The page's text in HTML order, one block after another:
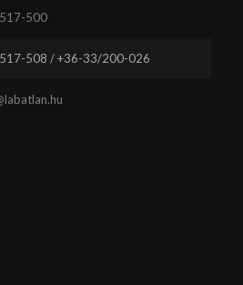
500
508 / +36-33/200-026